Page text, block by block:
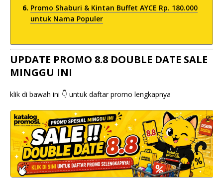
Promo Shaburi & Kintan Buffet AYCE Rp. 180.000
untuk Nama Populer
UPDATE PROMO 8.8 DOUBLE DATE SALE
MINGGU INI
klik di bawah ini 👇 untuk daftar promo lengkapnya